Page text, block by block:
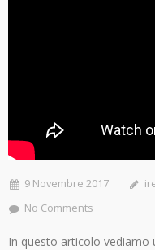
9 Novembre 2017
No Comments
In questo articolo